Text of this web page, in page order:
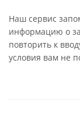
Наш сервис
информацию о
повторить к
условия вам не